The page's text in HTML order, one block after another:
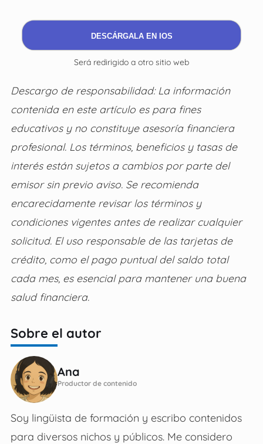
DESCÁRGALA EN IOS
Será redirigido a otro sitio web
Descargo de responsabilidad: La información
contenida en este artículo es para fines
educativos y no constituye asesoría financiera
profesional. Los términos, beneficios y tasas de
interés están sujetos a cambios por parte del
emisor sin previo aviso. Se recomienda
encarecidamente revisar los términos y
condiciones vigentes antes de realizar cualquier
solicitud. El uso responsable de las tarjetas de
crédito, como el pago puntual del saldo total
cada mes, es esencial para mantener una buena
salud financiera.
Sobre el autor
Ana
Productor de contenido
Soy lingüista de formación y escribo contenidos
para diversos nichos y públicos. Me considero